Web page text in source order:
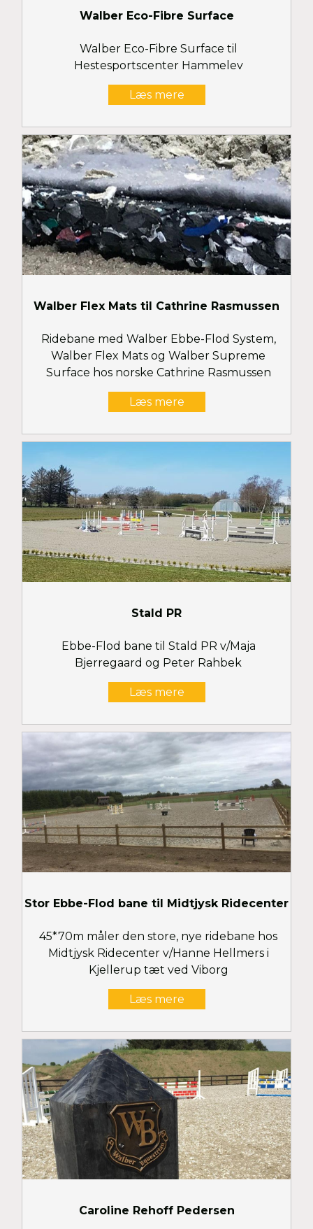
Walber Eco-Fibre Surface
Walber Eco-Fibre Surface til
Hestesportscenter Hammelev
Læs mere
Walber Flex Mats til Cathrine Rasmussen
Ridebane med Walber Ebbe-Flod System,
Walber Flex Mats og Walber Supreme
Surface hos norske Cathrine Rasmussen
Læs mere
Stald PR
Ebbe-Flod bane til Stald PR v/Maja
Bjerregaard og Peter Rahbek
Læs mere
Stor Ebbe-Flod bane til Midtjysk Ridecenter
45*70m måler den store, nye ridebane hos
Midtjysk Ridecenter v/Hanne Hellmers i
Kjellerup tæt ved Viborg
Læs mere
Caroline Rehoff Pedersen